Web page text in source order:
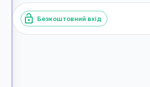
Безкоштовний вхід